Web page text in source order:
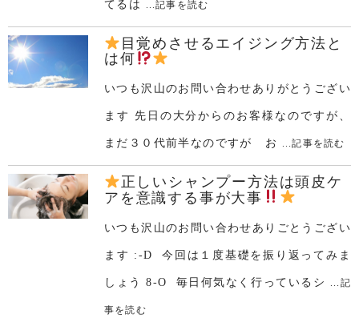
てるは ...記事を読む
目覚めさせるエイジング方法と
は何
いつも沢山のお問い合わせありがとうござい
ます 先日の大分からのお客様なのですが、
まだ３０代前半なのですが お ...記事を読む
正しいシャンプー方法は頭皮ケ
アを意識する事が大事
いつも沢山のお問い合わせありごとうござい
ます :-D 今回は１度基礎を振り返ってみま
しょう 8-O 毎日何気なく行っているシ ...記
事を読む